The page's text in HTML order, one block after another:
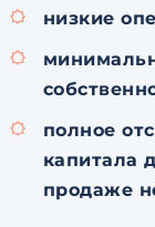
низкие
полное
капитала
продаже